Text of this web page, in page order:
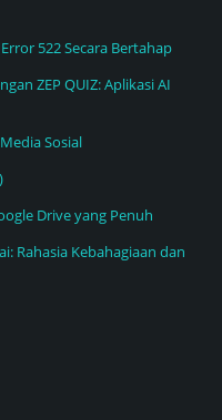
522 Secara Bertahap
ZEP QUIZ: Aplikasi AI
Sosial
Drive yang Penuh
Rahasia Kebahagiaan dan